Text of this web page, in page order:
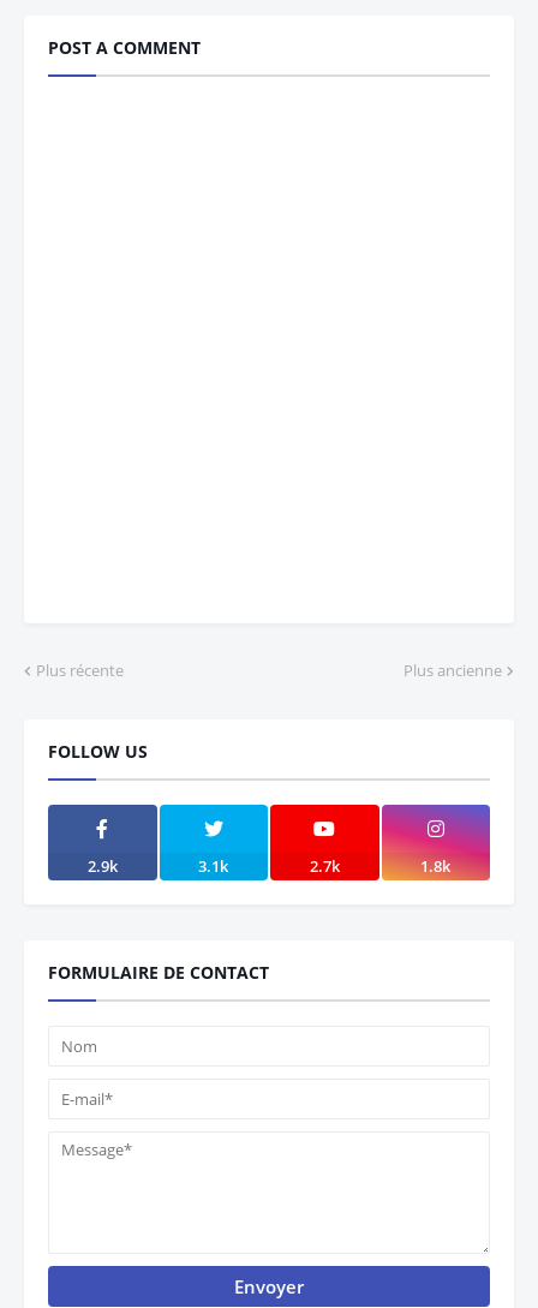
POST A COMMENT
Plus récente Plus ancienne
FOLLOW US
2.9k 3.1k 2.7k 1.8k
FORMULAIRE DE CONTACT